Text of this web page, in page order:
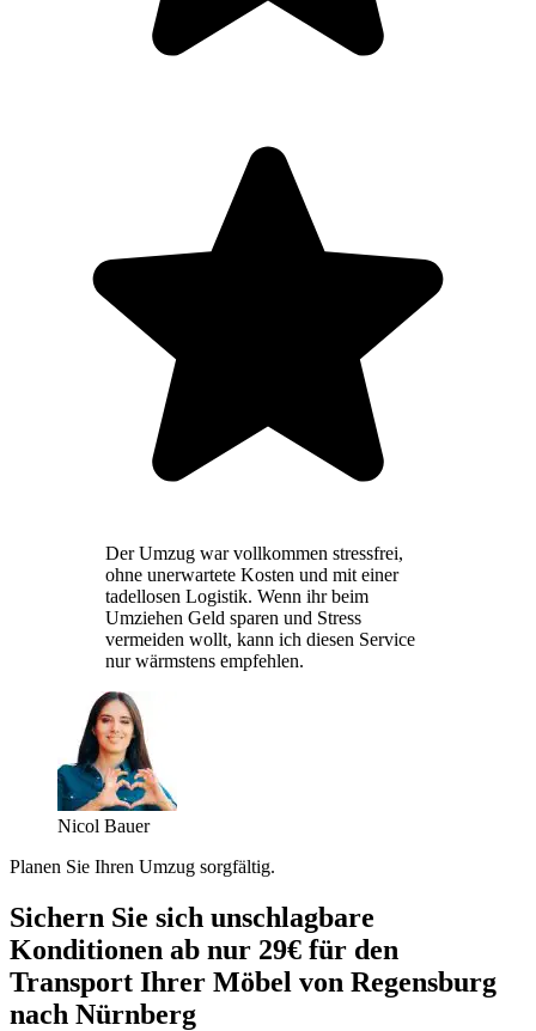
Der Umzug war vollkommen stressfrei,
ohne unerwartete Kosten und mit einer
tadellosen Logistik. Wenn ihr beim
Umziehen Geld sparen und Stress
vermeiden wollt, kann ich diesen Service
nur wärmstens empfehlen.
Nicol Bauer
Planen Sie Ihren Umzug sorgfältig.
Sichern Sie sich unschlagbare
Konditionen ab nur 29€ für den
Transport Ihrer Möbel von Regensburg
nach Nürnberg